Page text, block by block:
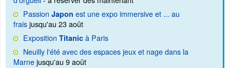
Passion Japon est une expo immersive et ... au
fraisjusqu'au 23 août
Exposition Titanic à Paris
Neuilly l'été avec des espaces jeux et nage dans la
Marnejusqu'au 9 août